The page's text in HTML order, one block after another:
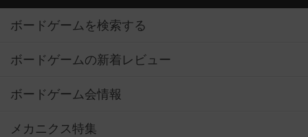
ボードゲームを検索する
ボードゲームの新着レビュー
ボードゲーム会情報
メカニクス特集